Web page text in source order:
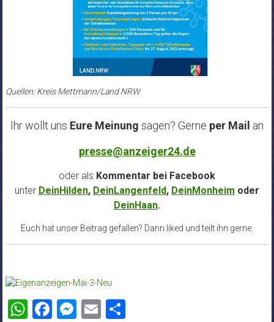
Quellen: Kreis Mettmann/Land NRW
Ihr wollt uns Eure Meinung sagen? Gerne per Mail an
presse@anzeiger24.de
oder als Kommentar bei Facebook
unter DeinHilden, DeinLangenfeld, DeinMonheim oder
DeinHaan.
Euch hat unser Beitrag gefallen? Dann liked und teilt ihn gerne.
WhatsApp
Facebook
Messenger
EmailTeilen